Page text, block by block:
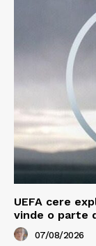
UEFA cere
vinde o parte
07/08/2026